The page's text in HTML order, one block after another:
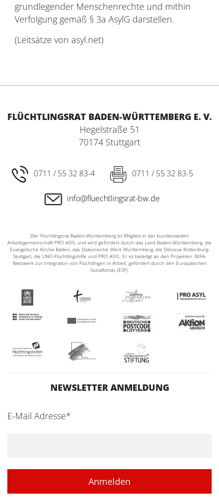
grundlegender Menschenrechte und mithin
Verfolgung gemäß § 3a AsylG darstellen.
(Leitsätze von asyl.net)
FLÜCHTLINGSRAT BADEN-WÜRTTEMBERG E. V.
Hegelstraße 51
70174 Stuttgart
0711 / 55 32 83-4 0711 / 55 32 83-5
info@fluechtlingsrat-bw.de
Der Flüchtlingsrat Baden-Württemberg ist Mitglied in der bundesweiten
Arbeitsgemeinschaft PRO ASYL und wird gefördert durch das Land Baden-Württemberg, die
Evangelische Kirche Baden, das Diakonische Werk Württemberg, die Diözese Rottenburg-
Stuttgart, die UNO-Flüchtlingshilfe und PRO ASYL. Er ist beteiligt an den Projekten ‚NIFA-
Netzwerk zur Integration von Flüchtlingen in Arbeit‘, gefördert durch den Europäischen
Sozialfonds (ESF).
NEWSLETTER ANMELDUNG
E-Mail Adresse*